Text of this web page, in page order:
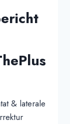
& laterale